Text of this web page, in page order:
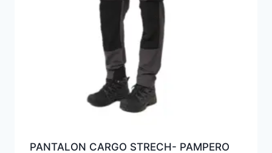
PANTALON CARGO STRECH- PAMPERO